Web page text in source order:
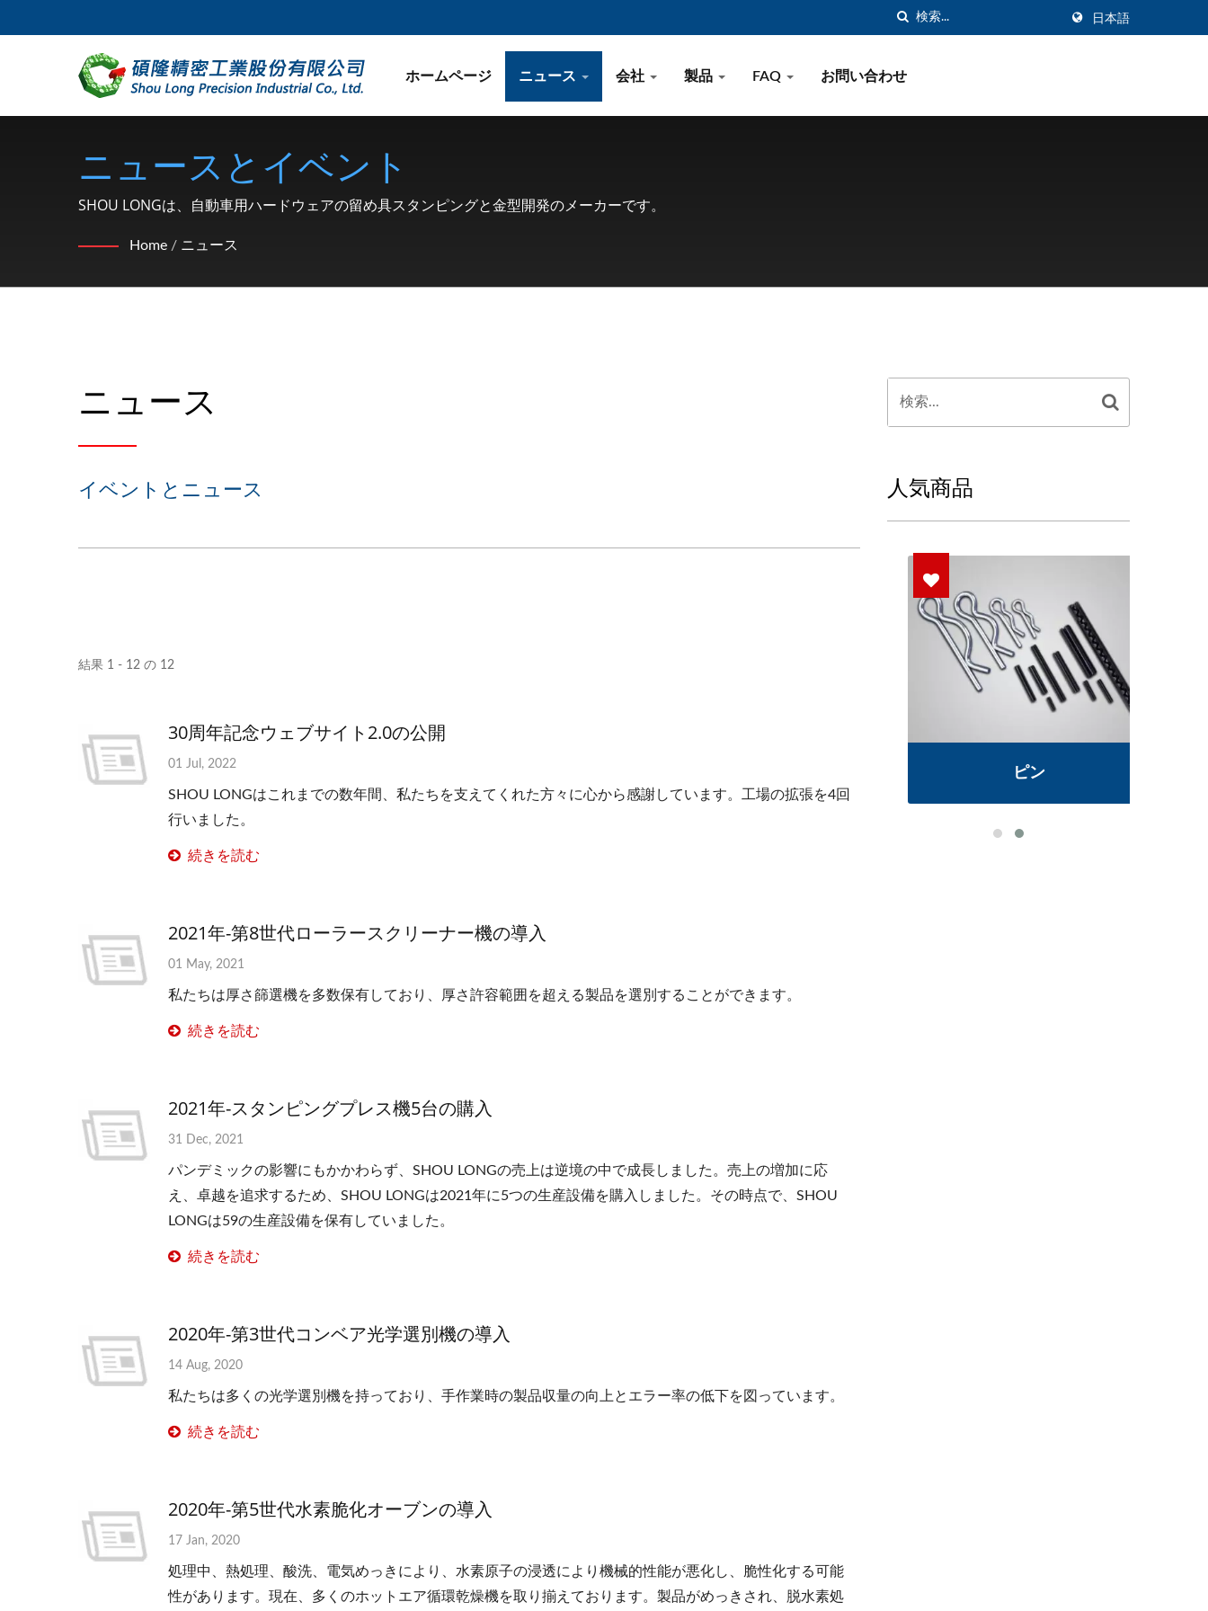
日本語
ホームページ ニュース 会社 製品 FAQ お問い合わせ
ニュースとイベント
SHOU LONGは、自動車用ハードウェアの留め具スタンピングと金型開発のメーカーです。
Home / ニュース
ニュース
イベントとニュース
結果 1 - 12 の 12
30周年記念ウェブサイト2.0の公開
01 Jul, 2022
SHOU LONGはこれまでの数年間、私たちを支えてくれた方々に心から感謝しています。工場の拡張を4回
行いました。
続きを読む
2021年-第8世代ローラースクリーナー機の導入
01 May, 2021
私たちは厚さ篩選機を多数保有しており、厚さ許容範囲を超える製品を選別することができます。
続きを読む
2021年-スタンピングプレス機5台の購入
31 Dec, 2021
パンデミックの影響にもかかわらず、SHOU LONGの売上は逆境の中で成長しました。売上の増加に応
え、卓越を追求するため、SHOU LONGは2021年に5つの生産設備を購入しました。その時点で、SHOU
LONGは59の生産設備を保有していました。
続きを読む
2020年-第3世代コンベア光学選別機の導入
14 Aug, 2020
私たちは多くの光学選別機を持っており、手作業時の製品収量の向上とエラー率の低下を図っています。
続きを読む
2020年-第5世代水素脆化オーブンの導入
17 Jan, 2020
処理中、熱処理、酸洗、電気めっきにより、水素原子の浸透により機械的性能が悪化し、脆性化する可能
性があります。現在、多くのホットエア循環乾燥機を取り揃えております。製品がめっきされ、脱水素処
人気商品
OEMスタンピング部品
ピン